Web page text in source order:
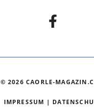
© 2026 CAORLE-
IMPRESSUM |